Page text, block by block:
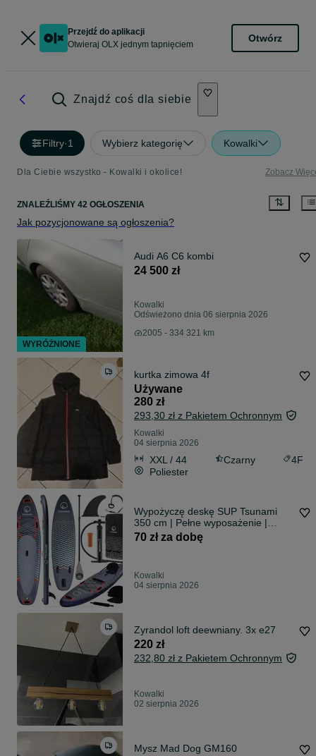
Przejdź do aplikacji
Otwieraj OLX jednym tapnięciem
Otwórz
Znajdź coś dla siebie
Filtry·1 Wybierz kategorię Kowalki
Dla Ciebie wszystko - Kowalki i okolice! Zobacz
ZNALEŹLIŚMY 42 OGŁOSZENIA
Jak pozycjonowane są ogłoszenia?
Audi A6 C6 kombi
24 500 zł
Kowalki
Odświeżono dnia 06 sierpnia 2026
2005 - 334 321 km
kurtka zimowa 4f
Używane
280 zł
293,30 zł z Pakietem Ochronnym
Kowalki
04 sierpnia 2026
XXL / 44 Czarny
4F
Poliester
Wypożyczę deskę SUP Tsunami
350 cm | Pełne wyposażenie |
Kujawsko-Pomorskie
70 zł za dobę
Kowalki
04 sierpnia 2026
Zyrandol loft deewniany. 3x e27
220 zł
232,80 zł z Pakietem Ochronnym
Kowalki
02 sierpnia 2026
Mysz Mad Dog GM160
WYRÓŻNIONE